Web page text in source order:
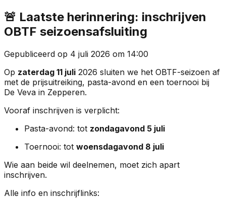
🚨 Laatste herinnering: inschrijven
OBTF seizoensafsluiting
Gepubliceerd op 4 juli 2026 om 14:00
Op zaterdag 11 juli 2026 sluiten we het OBTF-seizoen af
met de prijsuitreiking, pasta-avond en een toernooi bij
De Veva in Zepperen.
Vooraf inschrijven is verplicht:
Pasta-avond: tot zondagavond 5 juli
Toernooi: tot woensdagavond 8 juli
Wie aan beide wil deelnemen, moet zich apart
inschrijven.
Alle info en inschrijflinks: